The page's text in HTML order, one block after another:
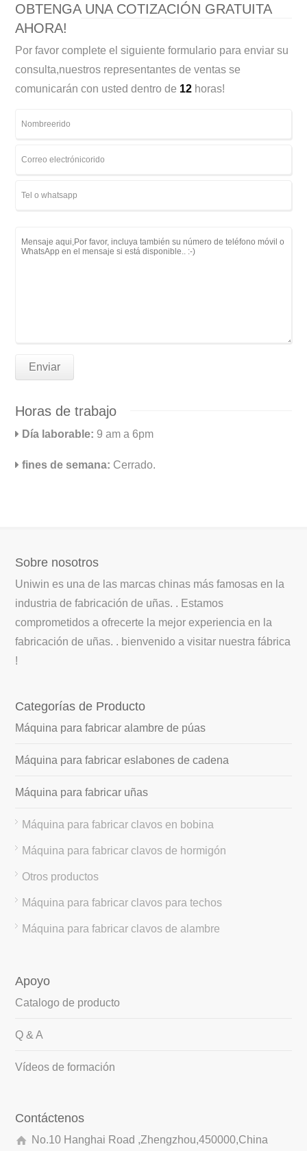
OBTENGA UNA COTIZACIÓN GRATUITA
AHORA!
Por favor complete el siguiente formulario para enviar su
consulta,nuestros representantes de ventas se
comunicarán con usted dentro de 12 horas!
Horas de trabajo
Día laborable: 9 am a 6pm
fines de semana: Cerrado.
Sobre nosotros
Uniwin es una de las marcas chinas más famosas en la
industria de fabricación de uñas. . Estamos
comprometidos a ofrecerte la mejor experiencia en la
fabricación de uñas. . bienvenido a visitar nuestra fábrica
!
Categorías de Producto
Máquina para fabricar alambre de púas
Máquina para fabricar eslabones de cadena
Máquina para fabricar uñas
Máquina para fabricar clavos en bobina
Máquina para fabricar clavos de hormigón
Otros productos
Máquina para fabricar clavos para techos
Máquina para fabricar clavos de alambre
Apoyo
Catalogo de producto
Q & A
Vídeos de formación
Contáctenos
No.10 Hanghai Road ,Zhengzhou,450000,China